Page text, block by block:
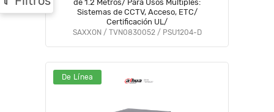
de 1.2 Metros/ Para Usos Multiples:
Sistemas de CCTV, Acceso, ETC/
Certificación UL/
SAXXON / TVN0830052 / PSU1204-D
De Línea